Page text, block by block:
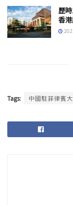
歷
香
Tags: 中國駐菲律賓